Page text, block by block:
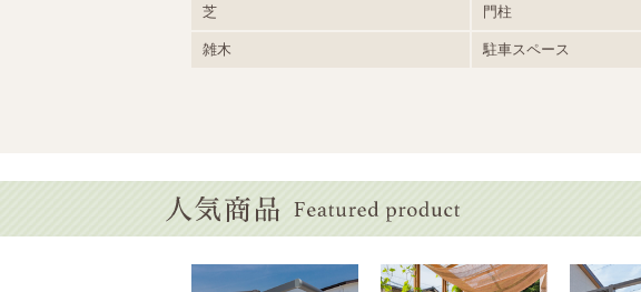
芝 門柱
雑木 駐車スペース